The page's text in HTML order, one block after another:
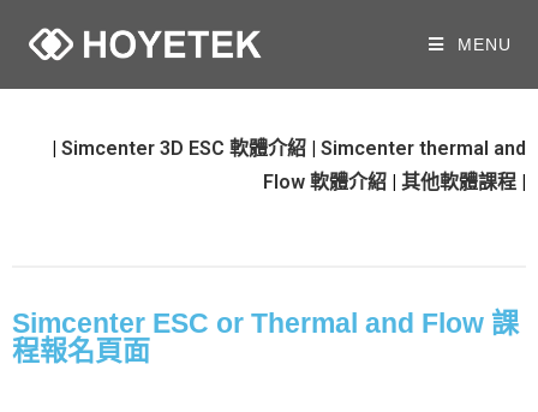
MENU
| Simcenter 3D ESC 軟體介紹 | Simcenter thermal and
Flow 軟體介紹 | 其他軟體課程 |
Simcenter ESC or Thermal and Flow 課
程報名頁面